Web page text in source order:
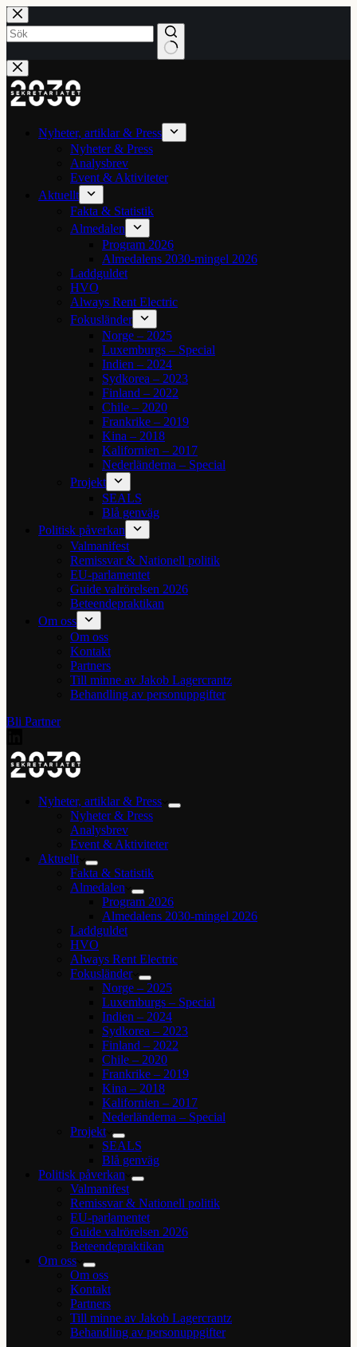
Hoppa
till
innehåll
Inga
resultat
Nyheter, artiklar & Press
Nyheter & Press
Analysbrev
Event & Aktiviteter
Aktuellt
Fakta & Statistik
Almedalen
Program 2026
Almedalens 2030-mingel 2026
Laddguldet
HVO
Always Rent Electric
Fokusländer
Norge – 2025
Luxemburgs – Special
Indien – 2024
Sydkorea – 2023
Finland – 2022
Chile – 2020
Frankrike – 2019
Kina – 2018
Kalifornien – 2017
Nederländerna – Special
Projekt
SEALS
Blå genväg
Politisk påverkan
Valmanifest
Remissvar & Nationell politik
EU-parlamentet
Guide valrörelsen 2026
Beteendepraktikan
Om oss
Om oss
Kontakt
Partners
Till minne av Jakob Lagercrantz
Behandling av personuppgifter
Bli Partner
Nyheter, artiklar & Press
Nyheter & Press
Analysbrev
Event & Aktiviteter
Aktuellt
Fakta & Statistik
Almedalen
Program 2026
Almedalens 2030-mingel 2026
Laddguldet
HVO
Always Rent Electric
Fokusländer
Norge – 2025
Luxemburgs – Special
Indien – 2024
Sydkorea – 2023
Finland – 2022
Chile – 2020
Frankrike – 2019
Kina – 2018
Kalifornien – 2017
Nederländerna – Special
Projekt
SEALS
Blå genväg
Politisk påverkan
Valmanifest
Remissvar & Nationell politik
EU-parlamentet
Guide valrörelsen 2026
Beteendepraktikan
Om oss
Om oss
Kontakt
Partners
Till minne av Jakob Lagercrantz
Behandling av personuppgifter